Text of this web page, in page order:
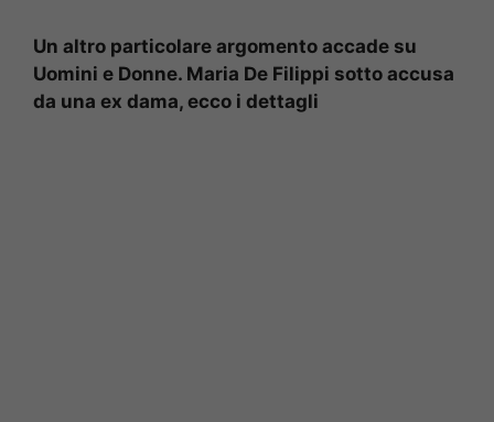
Un altro particolare argomento accade su
Uomini e Donne. Maria De Filippi sotto accusa
da una ex dama, ecco i dettagli